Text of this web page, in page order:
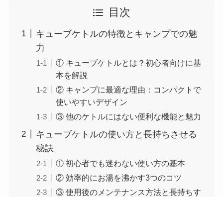
目次
キューブケトルの特徴とキャンプでの魅
力
① キューブケトルとは？初心者向けに基
本を解説
② キャンプに最適な理由：コンパクトで
使いやすいデザイン
③ 他のケトルにはない便利な機能と魅力
キューブケトルの使い方と長持ちさせる
秘訣
① 初心者でも迷わない使い方の基本
② 効率的にお湯を沸かす3つのコツ
③ 使用後のメンテナンス方法と長持ちす